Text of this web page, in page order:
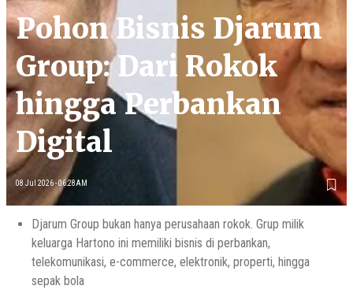
Pohon Bisnis Djarum
Group: Dari Rokok
hingga Perbankan
Digital
08 Jul 2026 - 06:28AM
Djarum Group bukan hanya perusahaan rokok. Grup milik
keluarga Hartono ini memiliki bisnis di perbankan,
telekomunikasi, e-commerce, elektronik, properti, hingga
sepak bola